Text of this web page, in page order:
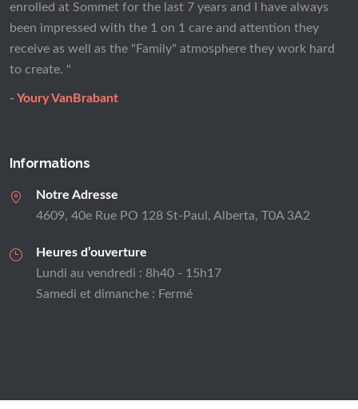
enrolled at Sommet for the last 7 years and I have always
been impressed with the 1 on 1 care and attention they
receive as well as the "Family" atmosphere they work hard
to create. "
- Youry VanBrabant
Informations
Notre Adresse
4609, 40e Rue PO 128 St-Paul, Alberta, T0A 3A2
Heures d’ouverture
Lundi au vendredi : 8h40 - 15h17
Samedi et dimanche : Fermé